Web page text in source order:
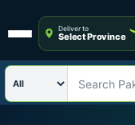
Open menu
Deliver to
Select Province
Search category
Search PakHerbal